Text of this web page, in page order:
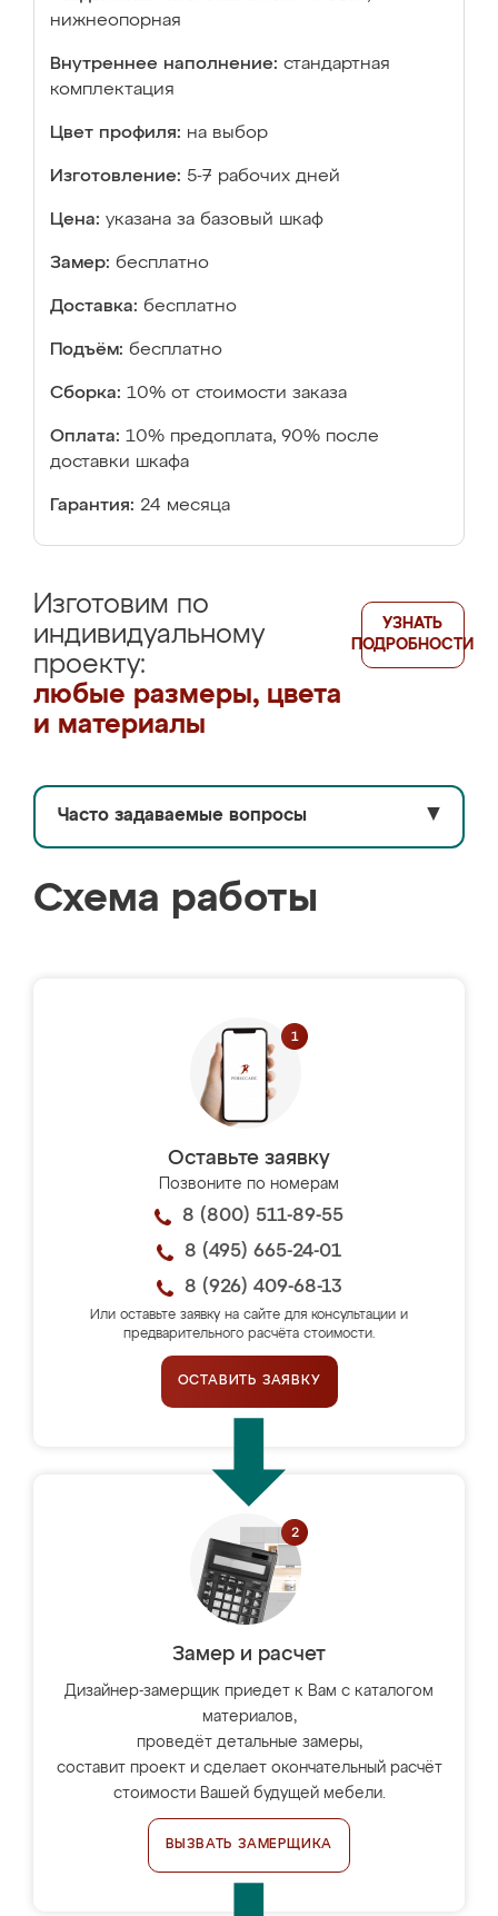
нижнеопорная
Внутреннее наполнение: стандартная
комплектация
Цвет профиля: на выбор
Изготовление: 5-7 рабочих дней
Цена: указана за базовый шкаф
Замер: бесплатно
Доставка: бесплатно
Подъём: бесплатно
Сборка: 10% от стоимости заказа
Оплата: 10% предоплата, 90% после
доставки шкафа
Гарантия: 24 месяца
Изготовим по
индивидуальному
проекту:
любые размеры, цвета
и материалы
УЗНАТЬ
ПОДРОБНОСТИ
Часто задаваемые вопросы ▼
Схема работы
Оставьте заявку
Позвоните по номерам
8 (800) 511-89-55
8 (495) 665-24-01
8 (926) 409-68-13
Или оставьте заявку на сайте для консультации и
предварительного расчёта стоимости.
ОСТАВИТЬ ЗАЯВКУ
Замер и расчет
Дизайнер-замерщик приедет к Вам с каталогом
материалов,
проведёт детальные замеры,
составит проект и сделает окончательный расчёт
стоимости Вашей будущей мебели.
ВЫЗВАТЬ ЗАМЕРЩИКА